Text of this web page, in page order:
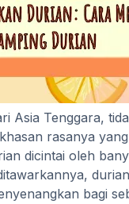
Asia Tenggara,
rasanya
dicintai oleh
bagi